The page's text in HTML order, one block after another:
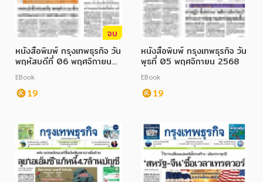
จบ
หนังสือพิมพ์ กรุงเทพธุรกิจ วัน
พฤหัสบดีที่ 06 พฤศจิกายน
2568
EBook
19
หนังสือพิมพ์ กรุงเทพธุรกิจ วัน
พุธที่ 05 พฤศจิกายน 2568
EBook
19